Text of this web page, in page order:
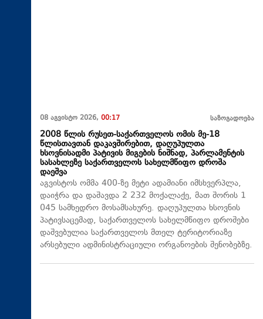
08 აგვისტო 2026, 00:17 საზოგადოება
2008 წლის რუსეთ-საქართველოს ომის მე-18
წლისთავთან დაკავშირებით, დაღუპულთა
ხსოვნისადმი პატივის მიგების ნიშნად, პარლამენტის
სასახლეზე საქართველოს სახელმწიფო დროშა
დაეშვა
აგვისტოს ომმა 400-ზე მეტი ადამიანი იმსხვერპლა,
დაიჭრა და დაშავდა 2 232 მოქალაქე, მათ შორის 1
045 სამხედრო მოსამსახურე. დაღუპულთა ხსოვნის
პატივსაცემად, საქართველოს სახელმწიფო დროშები
დაშვებულია საქართველოს მთელ ტერიტორიაზე
არსებული ადმინისტრაციული ორგანოების შენობებზე.